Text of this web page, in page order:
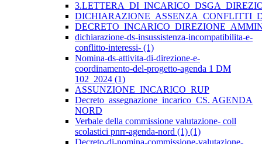
dichiarazione-ds-insussistenza-incompatibilita-e-
conflitto-interessi- (1)
Nomina-ds-attivita-di-direzione-e-
coordinamento-del-progetto-agenda 1 DM
102_2024 (1)
ASSUNZIONE_INCARICO_RUP
Decreto_assegnazione_incarico_CS. AGENDA
NORD
Verbale della commissione valutazione- coll
scolastici pnrr-agenda-nord (1) (1)